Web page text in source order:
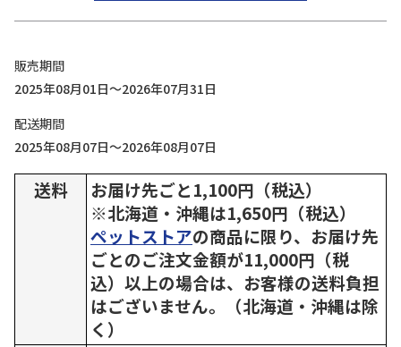
販売期間
2025年08月01日～2026年07月31日
配送期間
2025年08月07日～2026年08月07日
送料
お届け先ごと1,100円（税込）
※北海道・沖縄は1,650円（税込）
ペットストアの商品に限り、お届け先
ごとのご注文金額が11,000円（税
込）以上の場合は、お客様の送料負担
はございません。（北海道・沖縄は除
く）